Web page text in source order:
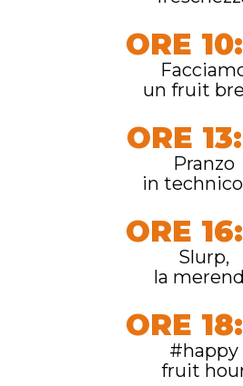
ORE
un fruit
ORE
Pranzo
in
ORE
Slurp,
la
ORE
#happy
fruit